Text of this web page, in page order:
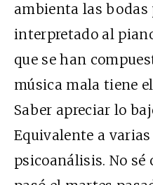
ambienta las bodas
interpretado al
que se han
música mala tiene
Saber apreciar lo
Equivalente a
psicoanálisis. No